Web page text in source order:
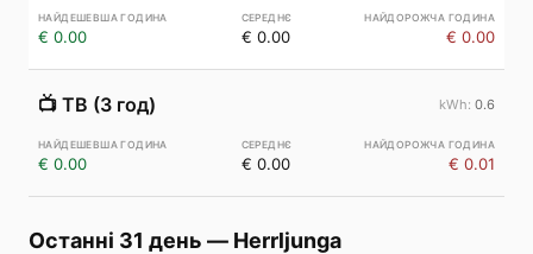
€ 0.00 € 0.00 € 0.00
📺 ТВ (3 год) 0.6
€ 0.00 € 0.00 € 0.01
Останні 31 день — Herrljunga